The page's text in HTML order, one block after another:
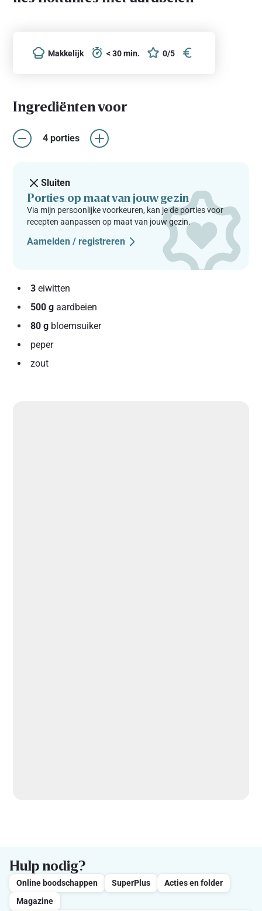
Makkelijk < 30 min. 0/5
Ingrediënten voor
4 porties
Sluiten
Porties op maat van jouw gezin
Via mijn persoonlijke voorkeuren, kan je de porties voor
recepten aanpassen op maat van jouw gezin.
Aamelden / registreren
3eiwitten
500 g aardbeien
80 g bloemsuiker
peper
zout
Hulp nodig?
Online boodschappen SuperPlus
Acties en folder
Magazine